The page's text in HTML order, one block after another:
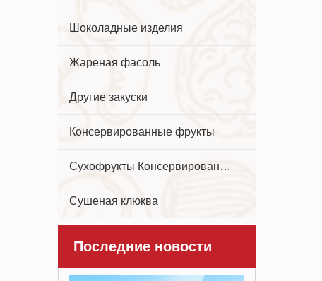
Шоколадные изделия
Жареная фасоль
Другие закуски
Консервированные фрукты
Сухофрукты Консервированные фрукты
Сушеная клюква
Последние новости